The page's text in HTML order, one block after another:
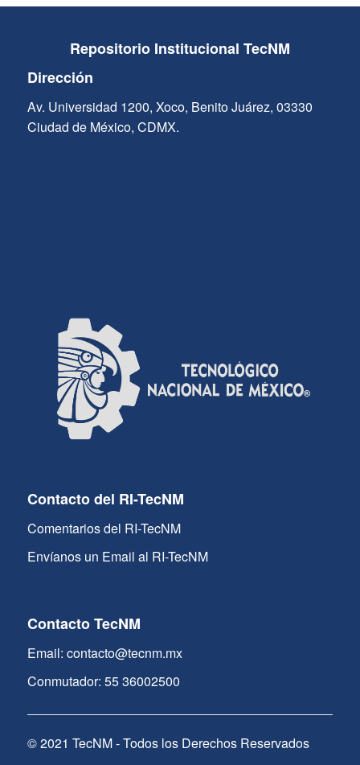
Repositorio Institucional TecNM
Dirección
Av. Universidad 1200, Xoco, Benito Juárez, 03330
Ciudad de México, CDMX.
Contacto del RI-TecNM
Comentarios del RI-TecNM
Envíanos un Email al RI-TecNM
Contacto TecNM
Email: contacto@tecnm.mx
Conmutador: 55 36002500
© 2021 TecNM - Todos los Derechos Reservados